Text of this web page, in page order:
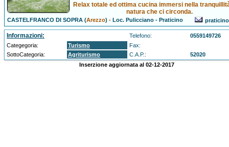
Relax totale ed ottima cucina immersi nella
natura che ci circonda.
CASTELFRANCO DI SOPRA (Arezzo) -Loc. Pulicciano - Praticino
Informazioni: Telefono:
0559149726
Categegoria:
Turismo
Fax:
SottoCategoria:
Agriturismo C.A.P.:
52020
Inserzione aggiornata al 02-12-2017